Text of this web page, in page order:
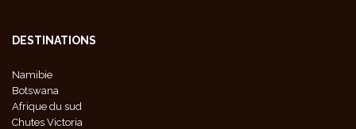
DESTINATIONS
Namibie
Botswana
Afrique du sud
Chutes Victoria